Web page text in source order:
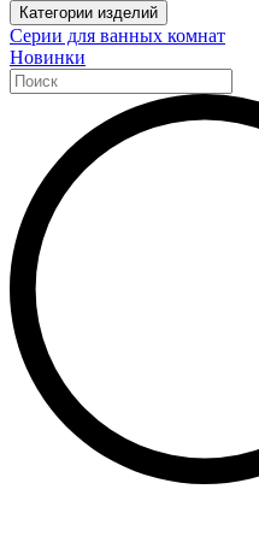
Категории изделий
Серии для ванных комнат
Новинки